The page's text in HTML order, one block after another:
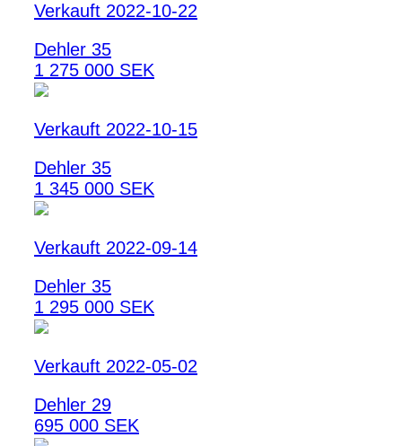
Verkauft 2022-10-22
Dehler 35
1 275 000 SEK
Verkauft 2022-10-15
Dehler 35
1 345 000 SEK
Verkauft 2022-09-14
Dehler 35
1 295 000 SEK
Verkauft 2022-05-02
Dehler 29
695 000 SEK